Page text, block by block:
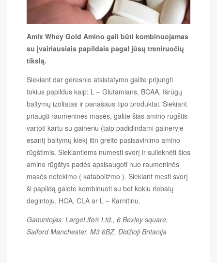
Amix Whey Gold Amino gali būti kombinuojamas
su įvairiausiais papildais pagal jūsų treniruočių
tikslą.
Siekiant dar geresnio atsistatymo galite prijungti
tokius papildus kaip: L – Glutamians, BCAA, Išrūgų
baltymų izoliatas ir panašaus tipo produktai. Siekiant
priaugti raumeninės masės, galite šias amino rūgštis
vartoti kartu su gaineriu (taip padidindami gaineryje
esantį baltymų kiekį itin greito pasisavinimo amino
rūgštimis. Siekiantiems numesti svorį ir sulieknėti šios
amino rūgštys padės apsisaugoti nuo raumeninės
masės netekimo ( katabolizmo ). Siekiant mesti svorį
ši papildą galote kombinuoti su bet kokiu riebalų
degintoju, HCA, CLA ar L – Karnitinu.
Gamintojas: LargeLife® Ltd., 6 Bexley square,
Salford Manchester, M3 6BZ, Didžioji Britanija